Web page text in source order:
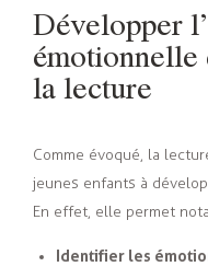
Développer
émotionnelle
la lecture
Comme évoqué, la
jeunes enfants à
En effet, elle permet
Identifier les